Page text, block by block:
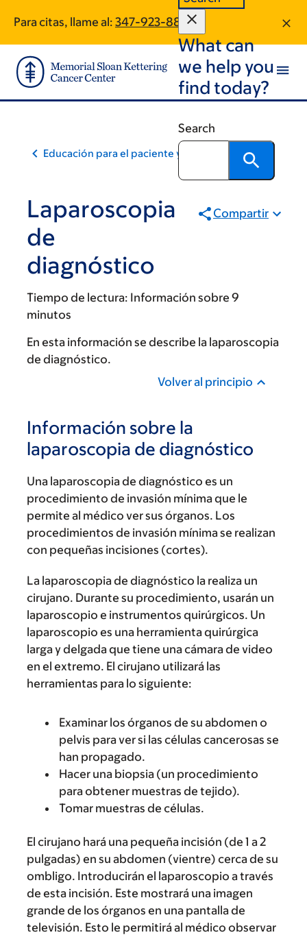
main
content
footer
Para citas, llame al: 347-923-8894
What can
we help you
find today?
Search
Educación para el paciente y la comunidad
Laparoscopia
de
diagnóstico
Compartir
Tiempo de lectura: Información sobre 9
minutos
En esta información se describe la laparoscopia
de diagnóstico.
Volver al principio
Información sobre la
laparoscopia de diagnóstico
Una laparoscopia de diagnóstico es un
procedimiento de invasión mínima que le
permite al médico ver sus órganos. Los
procedimientos de invasión mínima se realizan
con pequeñas incisiones (cortes).
La laparoscopia de diagnóstico la realiza un
cirujano. Durante su procedimiento, usarán un
laparoscopio e instrumentos quirúrgicos. Un
laparoscopio es una herramienta quirúrgica
larga y delgada que tiene una cámara de video
en el extremo. El cirujano utilizará las
herramientas para lo siguiente:
Examinar los órganos de su abdomen o
pelvis para ver si las células cancerosas se
han propagado.
Hacer una biopsia (un procedimiento
para obtener muestras de tejido).
Tomar muestras de células.
El cirujano hará una pequeña incisión (de 1 a 2
pulgadas) en su abdomen (vientre) cerca de su
ombligo. Introducirán el laparoscopio a través
de esta incisión. Este mostrará una imagen
grande de los órganos en una pantalla de
televisión. Esto le permitirá al médico observar